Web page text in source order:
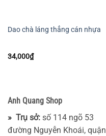
Dao chà láng thẳng cán nhựa
34,000₫
Anh Quang Shop
» Trụ sở: số 114 ngõ 53
đường Nguyễn Khoái, quận